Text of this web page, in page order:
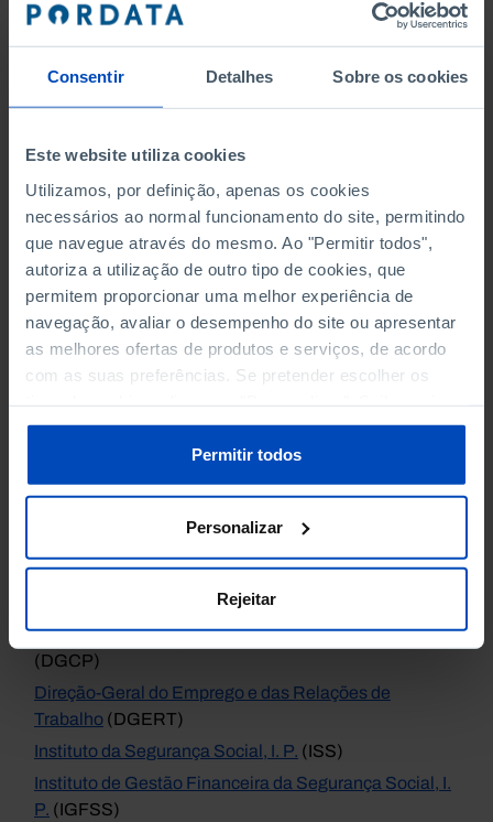
Consentir Detalhes Sobre os cookies
Este website utiliza cookies
Utilizamos, por definição, apenas os cookies
necessários ao normal funcionamento do site, permitindo
que navegue através do mesmo. Ao "Permitir todos",
autoriza a utilização de outro tipo de cookies, que
permitem proporcionar uma melhor experiência de
navegação, avaliar o desempenho do site ou apresentar
as melhores ofertas de produtos e serviços, de acordo
com as suas preferências. Se pretender escolher os
sobre cookies através da gestão de preferências ou da
Política de Cookies.
Permitir todos
Personalizar
Rejeitar
Serviços Marítimos
Instituto da Mobilidade e dos Transportes, I.P.(IMT)*
Direção-Geral de Recursos Naturais, Segurança e
Gabinete de Estratégia e Estudos
(GEE)
Instituto da Mobilidade e dos Transportes, I.P.(IMT)*
Instituto do Cinema e do Audiovisual, I. P.(ICA)*
Instituto do Emprego e da Formação Profissional, I.
(IEFP) *
Instituto Nacional da Propriedade Industrial, I.
Instituto Português do Mar e da Atmosfera, I.
Caixa Geral de Aposentações, I. P.(CGA)*
Direção-Geral da Segurança Social
Direção-Geral de Coordenação e Planeamento
(DGCP)
Direção-Geral do Emprego e das Relações de
Trabalho (DGERT)
Instituto da Segurança Social, I. P. (ISS)
Instituto de Gestão Financeira da Segurança Social, I.
P. (IGFSS)